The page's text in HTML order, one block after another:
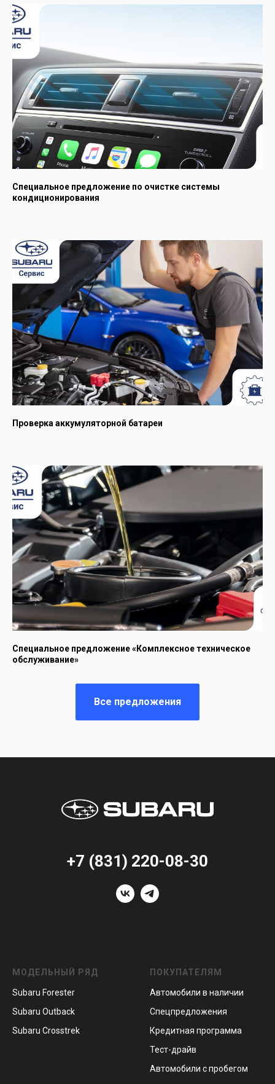
Специальное предложение по очистке системы
кондиционирования
Проверка аккумуляторной батареи
Специальное предложение «Комплексное техническое
обслуживание»
Все предложения
Пользуясь нашим сайтом,
вы соглашаетесь с тем, что мы
используем
cookies🍪
Хорошо
+7 (831) 220-08-30
МОДЕЛЬНЫЙ РЯД
Subaru Forester
Subaru Outback
Subaru Crosstrek
ПОКУПАТЕЛЯМ
Автомобили в наличии
Спецпредложения
Кредитная программа
Тест-драйв
Автомобили с пробегом